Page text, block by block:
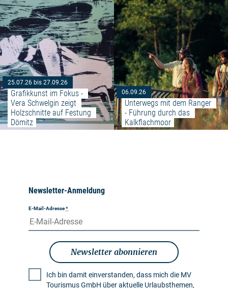
25.07.26 bis 27.09.26
Grafikkunst im Fokus -
Vera Schwelgin zeigt
Holzschnitte auf Festung
Dömitz
06.09.26
Unterwegs mit dem Ranger
- Führung durch das
Kalkflachmoor
Newsletter-Anmeldung
E-Mail-Adresse*
Newsletter abonnieren
Ich bin damit einverstanden, dass mich die MV
Tourismus GmbH über aktuelle Urlaubsthemen,